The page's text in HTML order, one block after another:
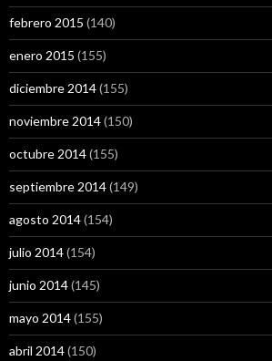
febrero 2015 (140)
enero 2015 (155)
diciembre 2014(155)
noviembre 2014(150)
octubre 2014(155)
septiembre 2014(149)
agosto 2014(154)
julio 2014(154)
junio 2014(145)
mayo 2014(155)
abril 2014(150)